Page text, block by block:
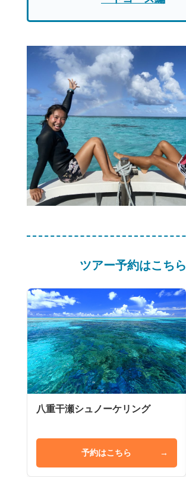
ツアー予約はこちら
八重干瀬シュノーケリング
予約はこちら →